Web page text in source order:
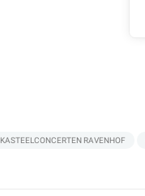
KASTEELCONCERTEN RAVENHOF